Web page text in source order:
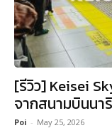
[รีวิว] Keisei
จากสนามบินนา
Poi - May 25, 2026